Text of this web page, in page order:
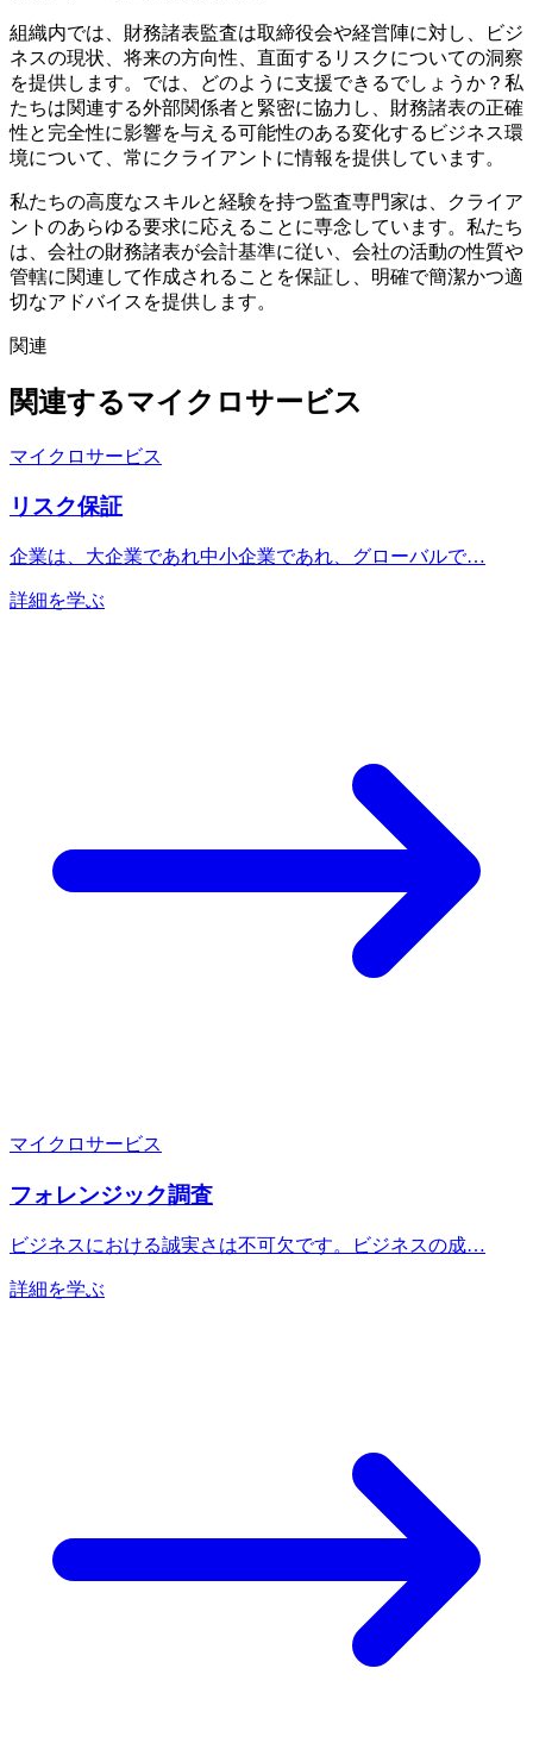
組織内では、財務諸表監査は取締役会や経営陣に対し、ビジ
ネスの現状、将来の方向性、直面するリスクについての洞察
を提供します。では、どのように支援できるでしょうか？私
たちは関連する外部関係者と緊密に協力し、財務諸表の正確
性と完全性に影響を与える可能性のある変化するビジネス環
境について、常にクライアントに情報を提供しています。
私たちの高度なスキルと経験を持つ監査専門家は、クライア
ントのあらゆる要求に応えることに専念しています。私たち
は、会社の財務諸表が会計基準に従い、会社の活動の性質や
管轄に関連して作成されることを保証し、明確で簡潔かつ適
切なアドバイスを提供します。
関連
関連するマイクロサービス
マイクロサービス
リスク保証
企業は、大企業であれ中小企業であれ、グローバルで…
詳細を学ぶ
マイクロサービス
フォレンジック調査
ビジネスにおける誠実さは不可欠です。ビジネスの成…
詳細を学ぶ